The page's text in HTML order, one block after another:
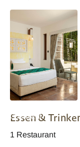
Courtyard
Essen &
1 Restaurant